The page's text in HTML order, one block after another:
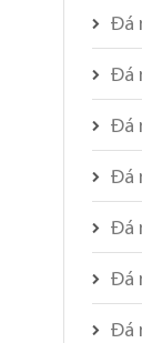
Đá
Đá
Đá
Đá
Đá
Đá
Đá